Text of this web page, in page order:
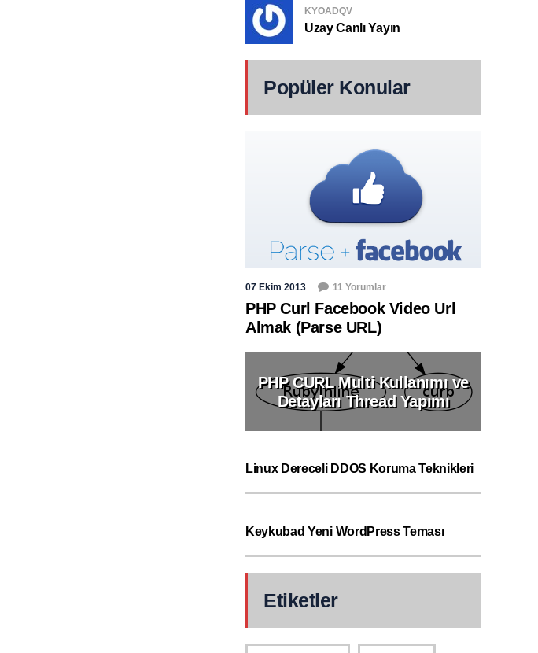
KYOADQV
Uzay Canlı Yayın
Popüler Konular
07 Ekim 2013 11 Yorumlar
PHP Curl Facebook Video Url
Almak (Parse URL)
PHP CURL Multi Kullanımı ve
Detayları Thread Yapımı
Linux Dereceli DDOS Koruma Teknikleri
Keykubad Yeni WordPress Teması
Etiketler